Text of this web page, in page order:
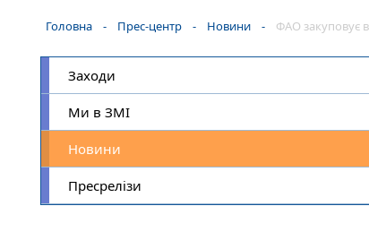
Головна - Прес-центр - Новини - ФАО закуповує
Заходи
Ми в ЗМІ
Новини
Пресрелізи